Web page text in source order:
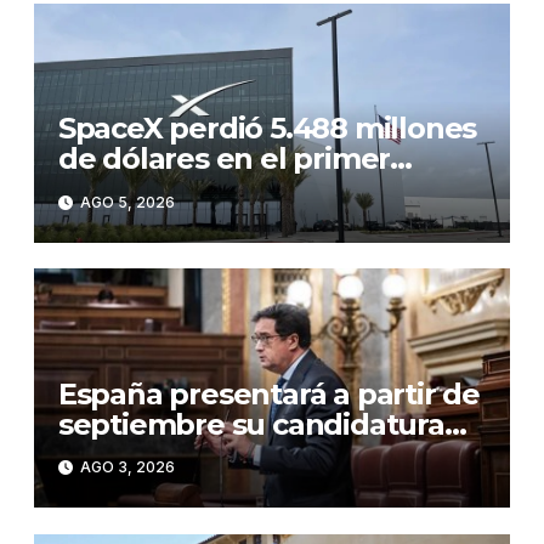
SpaceX perdió 5.488 millones
de dólares en el primer
semestre de 2026, un 257 %
más interanual
AGO 5, 2026
España presentará a partir de
septiembre su candidatura
para albergar una de las
gigafactorías de IA europeas
AGO 3, 2026